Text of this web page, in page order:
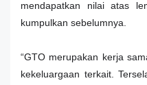
mendapatkan nilai atas
kumpulkan sebelumnya.
“GTO merupakan kerja
kekeluargaan terkait.